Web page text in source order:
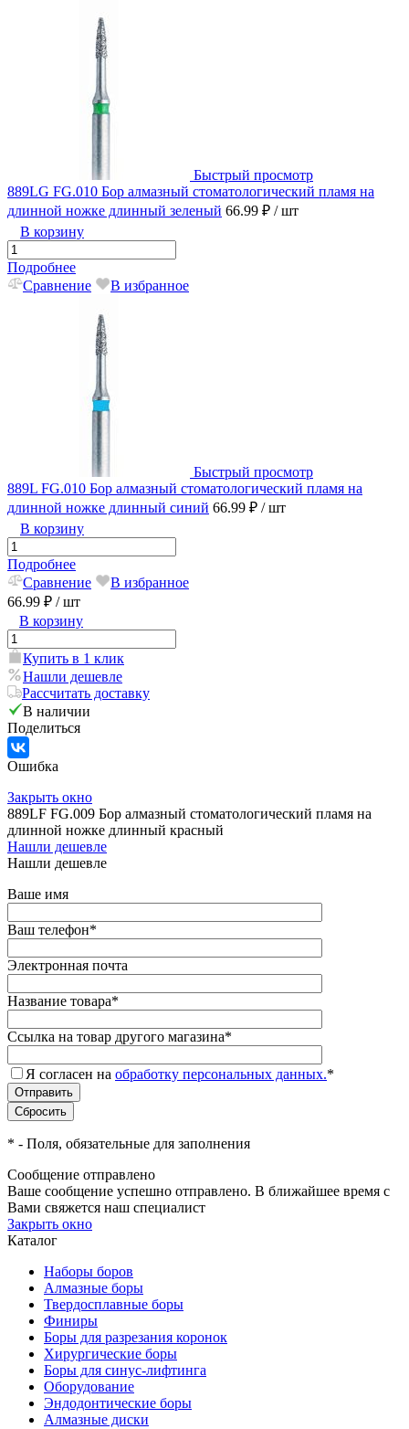
Быстрый просмотр
889LG FG.010 Бор алмазный стоматологический пламя на
длинной ножке длинный зеленый 66.99 ₽ / шт
В корзину
Подробнее
Сравнение
В избранное
Быстрый просмотр
889L FG.010 Бор алмазный стоматологический пламя на
длинной ножке длинный синий 66.99 ₽ / шт
В корзину
Подробнее
Сравнение
В избранное
66.99 ₽ / шт
В корзину
Купить в 1 клик
Нашли дешевле
Рассчитать доставку
В наличии
Поделиться
Ошибка
Закрыть окно
889LF FG.009 Бор алмазный стоматологический пламя на
длинной ножке длинный красный
Нашли дешевле
Нашли дешевле
Ваше имя
Ваш телефон*
Электронная почта
Название товара*
Ссылка на товар другого магазина*
Я согласен на обработку персональных данных.*
* - Поля, обязательные для заполнения
Сообщение отправлено
Ваше сообщение успешно отправлено. В ближайшее время с
Вами свяжется наш специалист
Закрыть окно
Каталог
Наборы боров
Алмазные боры
Твердосплавные боры
Финиры
Боры для разрезания коронок
Хирургические боры
Боры для синус-лифтинга
Оборудование
Эндодонтические боры
Алмазные диски